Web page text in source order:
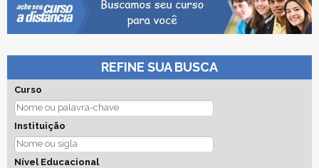
REFINE SUA BUSCA
Curso
Instituição
Nível Educacional